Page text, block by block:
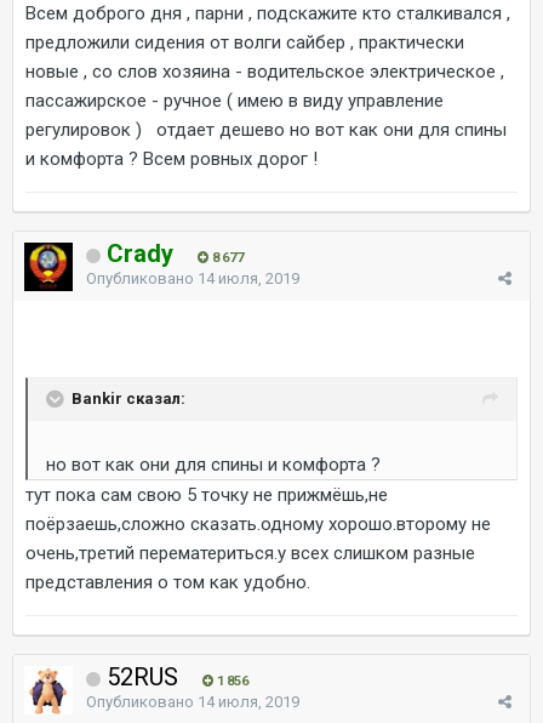
Всем доброго дня , парни , подскажите кто сталкивался ,
предложили сидения от волги сайбер , практически
новые , со слов хозяина - водительское электрическое ,
пассажирское - ручное ( имею в виду управление
регулировок ) отдает дешево но вот как они для спины
и комфорта ? Всем ровных дорог !
Crady 8 677
Опубликовано 14 июля, 2019
Bankir сказал:
но вот как они для спины и комфорта ?
тут пока сам свою 5 точку не прижмёшь,не
поёрзаешь,сложно сказать.одному хорошо.второму не
очень,третий перематериться.у всех слишком разные
представления о том как удобно.
52RUS 1 856
Опубликовано 14 июля, 2019